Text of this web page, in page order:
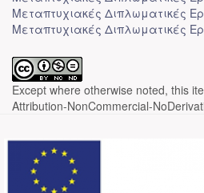
Μεταπτυχιακές Διπλωματικές
Μεταπτυχιακές Διπλωματικές
Except where otherwise noted, this
Attribution-NonCommercial-